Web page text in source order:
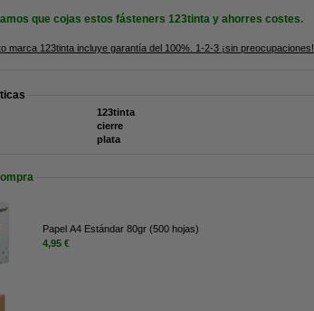
que cojas estos fásteners 123tinta y ahorres costes.
marca 123tinta incluye garantía del 100%. 1-2-3 ¡sin preocupaciones!
123tinta
cierre
plata
Papel A4 Estándar 80gr (500 hojas)
4,95 €